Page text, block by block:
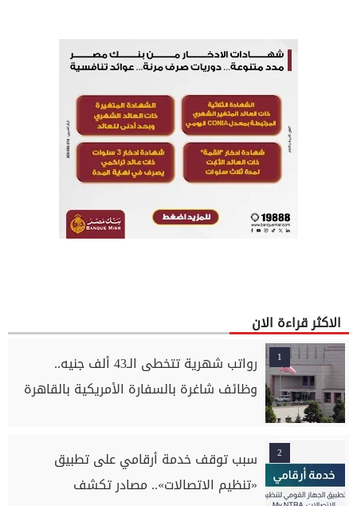
الاكثر قراءة الان
1
رواتب شهرية تتخطى الـ43 ألف جنيه..
وظائف شاغرة بالسفارة الأمريكية بالقاهرة
2
سبب توقف خدمة أرقامي على تطبيق
«تنظيم الاتصالات».. مصادر تكشف